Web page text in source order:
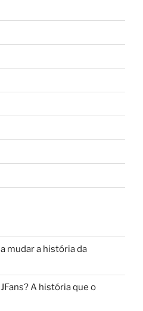
mudar a história da
A história que o